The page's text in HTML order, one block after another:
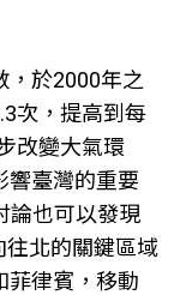
，於2000年之
次，提高到每
改變大氣環
響臺灣的重要
論也可以發現
往北的關鍵區域
菲律賓，移動